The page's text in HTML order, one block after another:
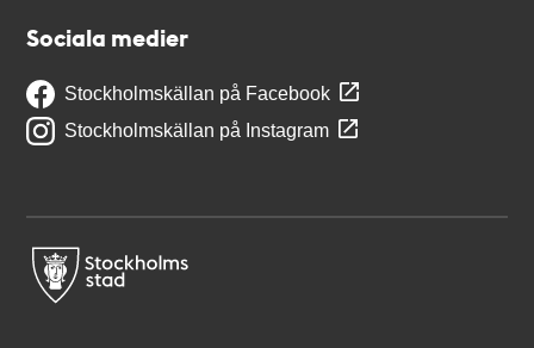
Sociala medier
Stockholmskällan på Facebook
Stockholmskällan på Instagram